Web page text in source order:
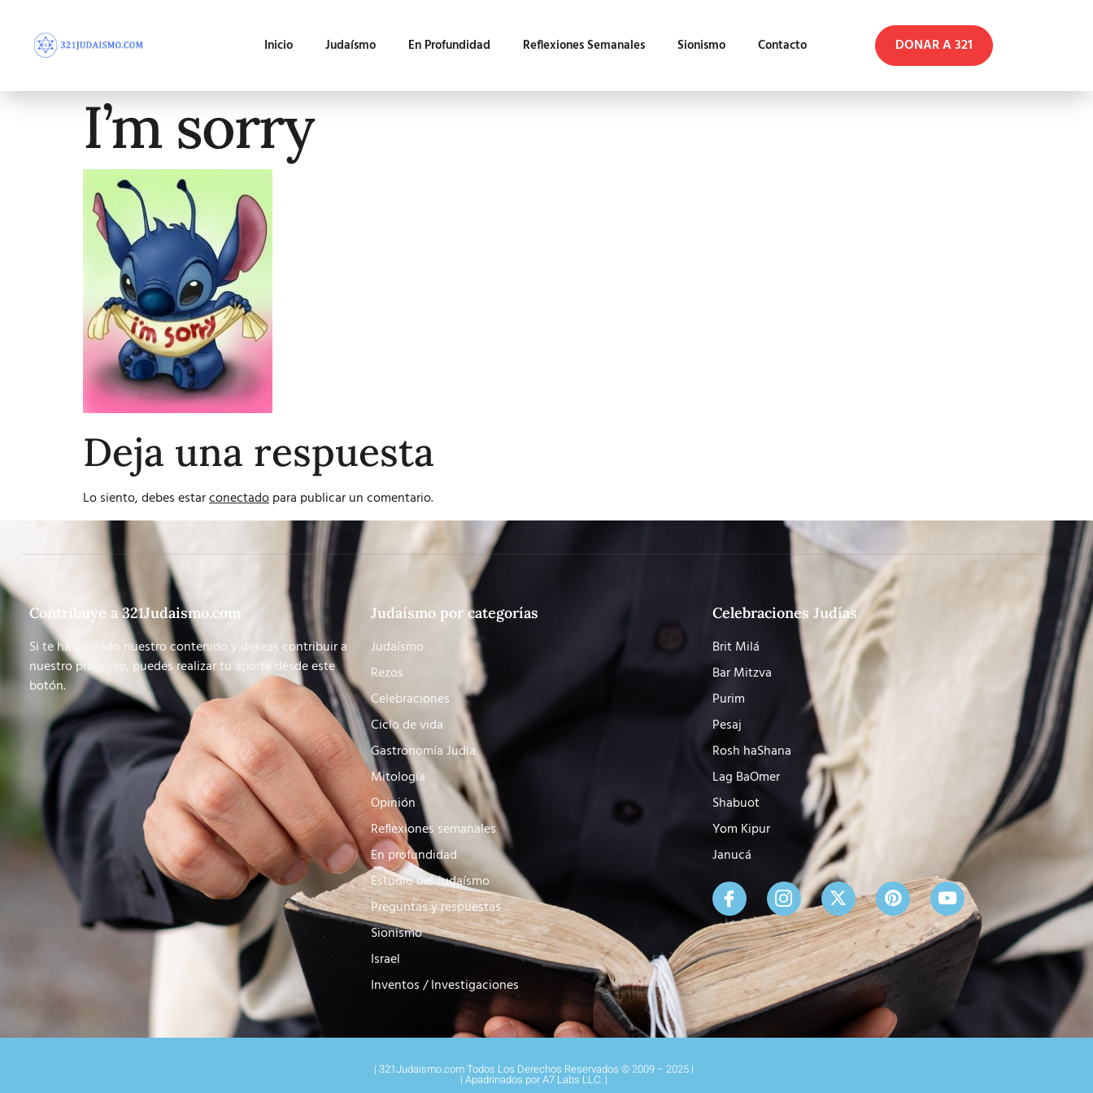
Inicio Judaísmo En Profundidad Reflexiones Semanales Sionismo Contacto DONAR A 321
I’m sorry
Deja una respuesta
Lo siento, debes estarconectadopara publicar un comentario.
Contribuye a 321Judaismo.com
Si te ha gustado nuestro contenido y deseas contribuir a
nuestro proyecto, puedes realizar tu aporte desde este
botón.
Judaísmo por categorías
Judaísmo
Rezos
Celebraciones
Ciclo de vida
Gastronomía Judía
Mitología
Opinión
Reflexiones semanales
En profundidad
Estudio del Judaísmo
Preguntas y respuestas
Sionismo
Israel
Inventos / Investigaciones
Celebraciones Judías
Brit Milá
Bar Mitzva
Purim
Pesaj
Rosh haShana
Lag BaOmer
Shabuot
Yom Kipur
Janucá
| 321Judaismo.com Todos Los Derechos Reservados © 2009 – 2025 |
| Apadrinados por A7 Labs LLC. |